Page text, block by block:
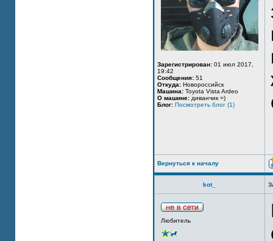
Зарегистрирован: 01 июл 2017,
19:42
Сообщения: 51
Откуда: Новороссийск
Машина: Toyota Vista Ardeo
О машине: диванчик =)
Блог: Посмотреть блог (1)
Вернуться к началу
kot_
Любитель